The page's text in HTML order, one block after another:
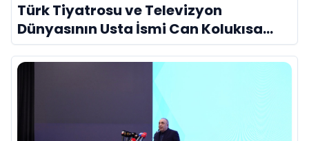
Türk Tiyatrosu ve Televizyon
Dünyasının Usta İsmi Can Kolukısa
Hayatını Kaybetti